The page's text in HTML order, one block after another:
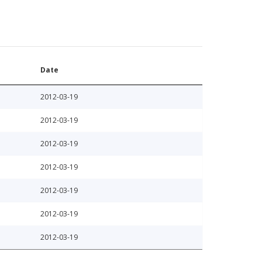
Date
2012-03-19
2012-03-19
2012-03-19
2012-03-19
2012-03-19
2012-03-19
2012-03-19